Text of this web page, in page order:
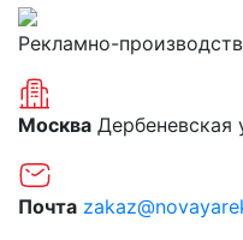
Рекламно-
Москва Дербеневская
Почта